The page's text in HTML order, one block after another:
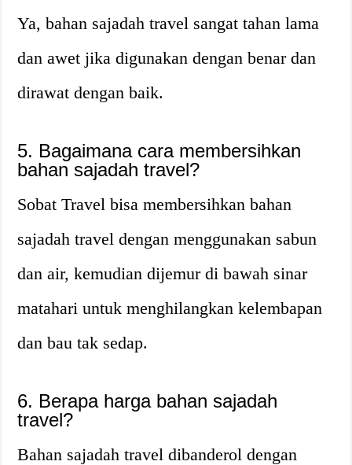
Ya, bahan sajadah travel sangat tahan lama
dan awet jika digunakan dengan benar dan
dirawat dengan baik.
5. Bagaimana cara membersihkan
bahan sajadah travel?
Sobat Travel bisa membersihkan bahan
sajadah travel dengan menggunakan sabun
dan air, kemudian dijemur di bawah sinar
matahari untuk menghilangkan kelembapan
dan bau tak sedap.
6. Berapa harga bahan sajadah
travel?
Bahan sajadah travel dibanderol dengan